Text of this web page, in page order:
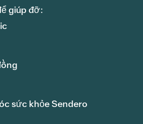
giúp đỡ:
sức khỏe Sendero